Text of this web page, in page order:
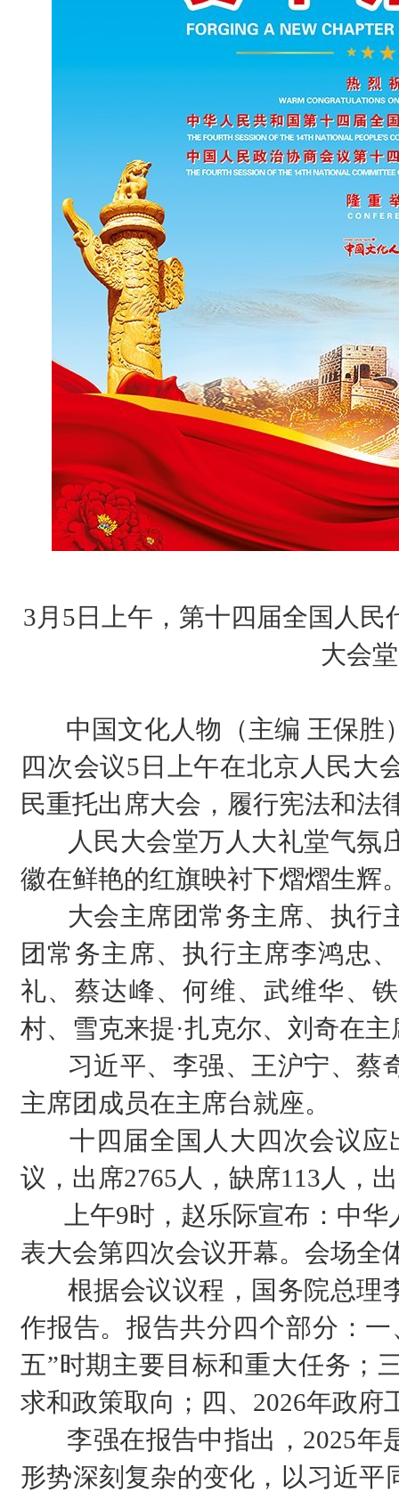
3月5日上午，第十四届全国人
大会
中国文化人物（主编 王保胜
四次会议5日上午在北京人民大
民重托出席大会，履行宪法和法
人民大会堂万人大礼堂气氛
徽在鲜艳的红旗映衬下熠熠生辉
大会主席团常务主席、执行
团常务主席、执行主席李鸿忠
礼、蔡达峰、何维、武维华、
村、雪克来提·扎克尔、刘奇在
习近平、李强、王沪宁、蔡
主席团成员在主席台就座。
十四届全国人大四次会议应
议，出席2765人，缺席113人，
上午9时，赵乐际宣布：中华
表大会第四次会议开幕。会场全
根据会议议程，国务院总理
作报告。报告共分四个部分：
五”时期主要目标和重大任务；
求和政策取向；四、2026年政府
李强在报告中指出，2025年
形势深刻复杂的变化，以习近